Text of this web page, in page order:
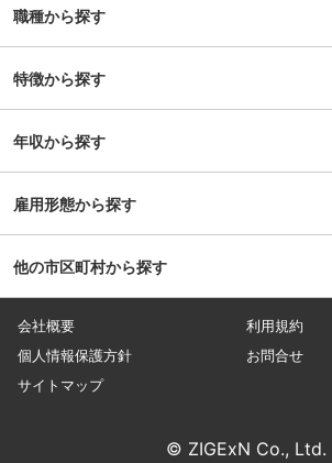
経験がない方でも丁寧にいちから学んでいただく
ーズにこたえる商材の豊富さ コベルコの製品だけ
でなく、様々なメーカー様の製品や年式の新しい
ものから古いものまで、多種多様な製品を取り扱
は、長崎自動車道諫早インターのすぐ傍らにあ
得企業として、高品質の技術力の商品化を目指し
てお客様へ安心の提供と信頼の獲得に努め、お客
様のモータープールの役割を果たすことを目指し
立し、トヨクニグループ（グループ売上約90億
に18拠点、社員は約200名で地元密着型で安定し
た成果を上げ続けております。 ・コベルコ建機の
代理店として高い実績を誇り、その他大手建機メ
ーカーの取り扱いもあり、ニーズに的確に対応し
職種から探す
特徴から探す
年収から探す
雇用形態から探す
他の市区町村から探す
会社概要
利用規約
個人情報保護方針
お問合せ
サイトマップ
© ZIGExN Co., Ltd.